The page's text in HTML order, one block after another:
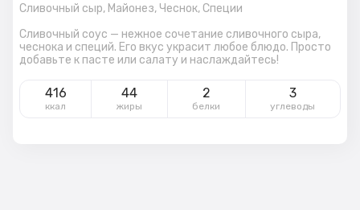
Сливочный сыр, Майонез, Чеснок, Специи
Сливочный соус — нежное сочетание сливочного сыра,
чеснока и специй. Его вкус украсит любое блюдо. Просто
добавьте к пасте или салату и наслаждайтесь!
416
ккал
44
жиры
2
белки
3
углеводы